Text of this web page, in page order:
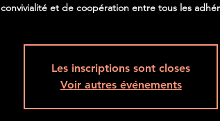
convivialité et de coopération entre tous les
Les inscriptions sont closes
Voir autres événements